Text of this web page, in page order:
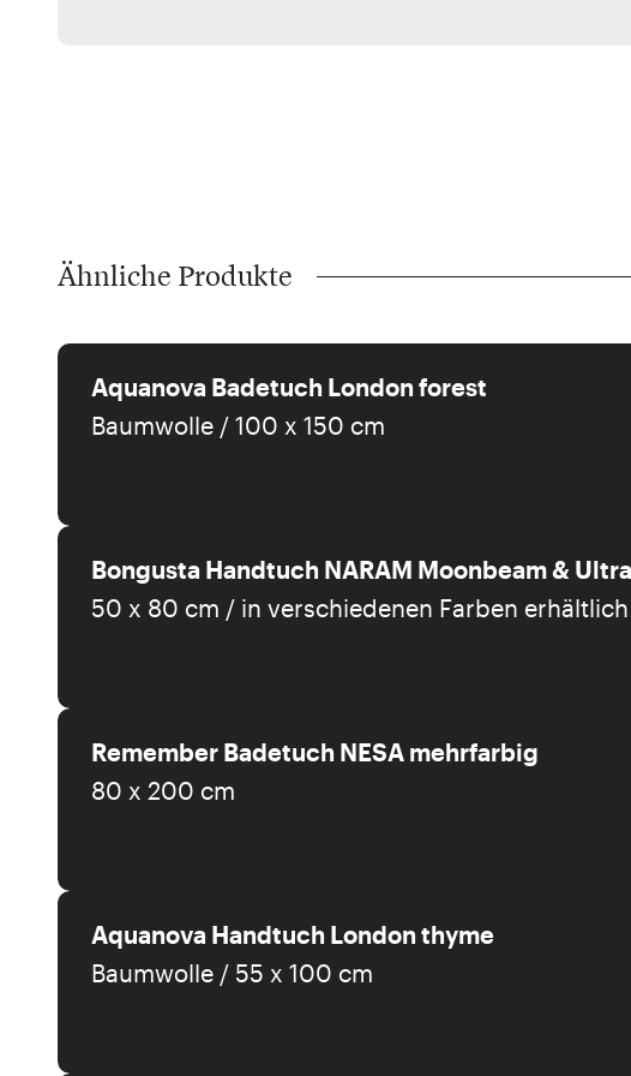
Ähnliche Produkte
Aquanova Badetuch London forest
Baumwolle / 100 x 150 cm
Bongusta Handtuch NARAM Moonbeam &
50 x 80 cm / in verschiedenen Farben erhältlich
Remember Badetuch NESA mehrfarbig
80 x 200 cm
Aquanova Handtuch London thyme
Baumwolle / 55 x 100 cm